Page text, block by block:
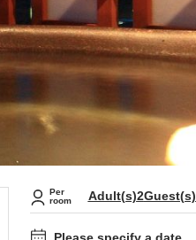
Per
room
Adult(s)2Guest(s)